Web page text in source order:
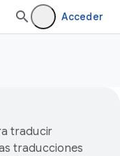
Acceder
traducir
traducciones